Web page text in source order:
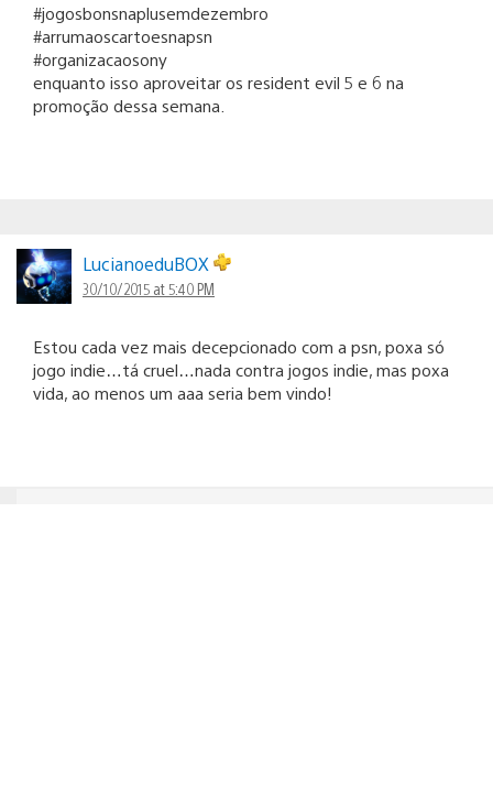
#jogosbonsnaplusemdezembro
#arrumaoscartoesnapsn
#organizacaosony
enquanto isso aproveitar os resident evil 5 e 6 na
promoção dessa semana.
LucianoeduBOX
30/10/2015 at 5:40 PM
Estou cada vez mais decepcionado com a psn, poxa só
jogo indie…tá cruel…nada contra jogos indie, mas poxa
vida, ao menos um aaa seria bem vindo!